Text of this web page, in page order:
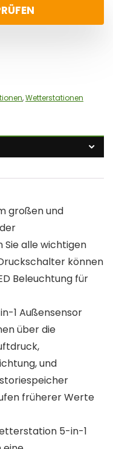
,Wetterstationen
großen und
alle wichtigen
können
Beleuchtung für
in-1 Außensensor
über die
und
früherer Werte
5-in-1